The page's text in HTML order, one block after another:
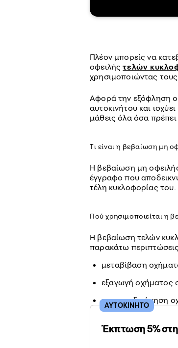
Πλέον μπορείς να
οφειλήςτελών
χρησιμοποιώντας
Αφορά την εξόφληση
αυτοκινήτου και
μάθεις όλα όσα
Τι είναι η βεβαίωση μη
Η βεβαίωση μη
έγγραφο που
τέλη κυκλοφορίας του.
Πού χρησιμοποιείται η
Η βεβαίωση τελών
παρακάτω
μεταβίβαση
εξαγωγή οχήματος
επαναταξινόμηση
Έκπτωση 5%
ΑΥΤΟΚΙΝΗΤΟ